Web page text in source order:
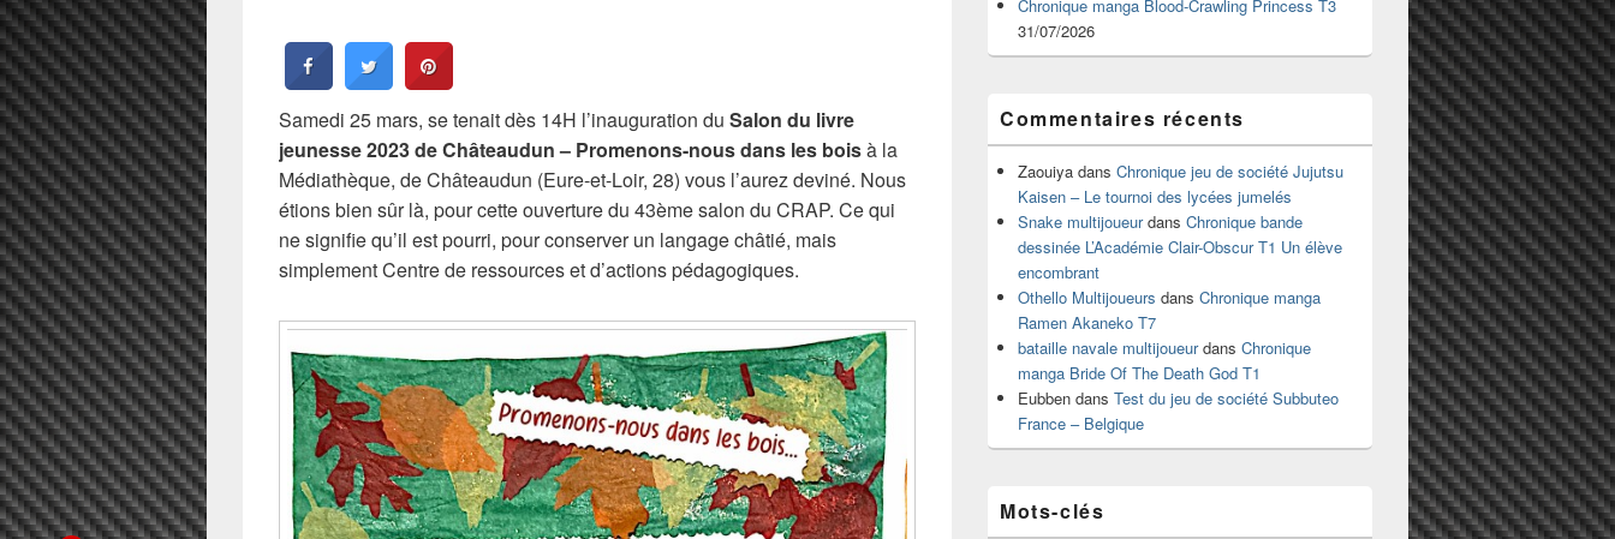
Samedi 25 mars, se tenait dès 14H l’inauguration du Salon du livre
jeunesse 2023 de Châteaudun – Promenons-nous dans les boisà la
Médiathèque, de Châteaudun (Eure-et-Loir, 28) vous l’aurez deviné. Nous
étions bien sûr là, pour cette ouverture du 43ème salon du CRAP. Ce qui
ne signifie qu’il est pourri, pour conserver un langage châtié, mais
simplement Centre de ressources et d’actions pédagogiques.
Chronique manga Blood-Crawling Princess T3
31/07/2026
Commentaires récents
Zaouiya dans Chronique jeu de société Jujutsu
Kaisen – Le tournoi des lycées jumelés
Snake multijoueurdans Chronique bande
dessinée L’Académie Clair-Obscur T1 Un élève
encombrant
Othello Multijoueurs dans Chronique manga
Ramen Akaneko T7
bataille navale multijoueurdans Chronique
manga Bride Of The Death God T1
Eubben dans Test du jeu de société Subbuteo
France – Belgique
Mots-clés